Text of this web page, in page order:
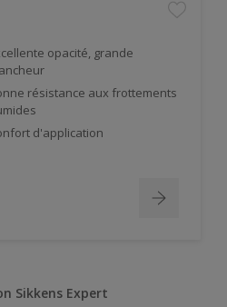
opacité, grande
résistance aux frottements
d'application
Sikkens Expert